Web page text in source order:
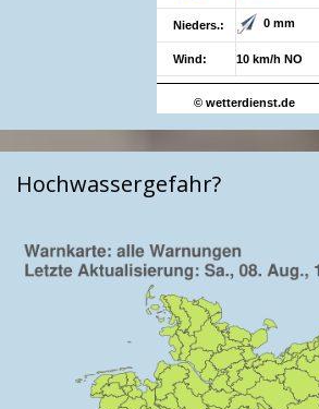
Nieders.: 0 mm
Wind: 10 km/h NO
© wetterdienst.de
Hochwassergefahr?